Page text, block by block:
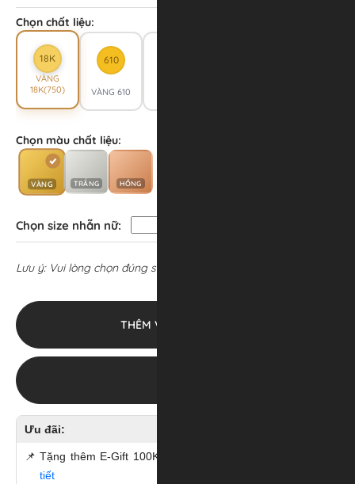
Chọn chất liệu:
18K
VÀNG
18K(750)
610
VÀNG 610
Chọn màu chất liệu:
VÀNG TRẮNG HỒNG
Chọn size nhẫn nữ:
Lưu ý: Vui lòng chọn đúng size.
THÊM VÀO GIỎ HÀNG
Ưu đãi:
📌 Tặng thêm E-Gift 100K khi đăng ký thành viên.
tiết